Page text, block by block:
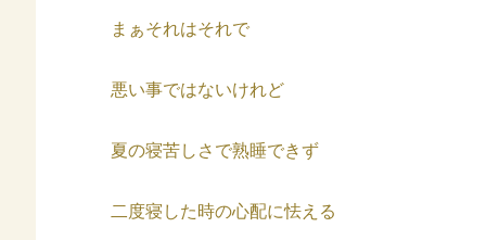
まぁそれはそれで
悪い事ではないけれど
夏の寝苦しさで熟睡できず
二度寝した時の心配に怯える